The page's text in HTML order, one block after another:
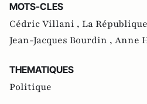
MOTS-CLES
Cédric Villani , La
Jean-Jacques Bourdin , Anne
THEMATIQUES
Politique